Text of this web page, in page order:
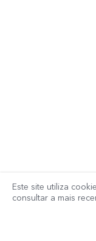
Este site utiliza
consultar a mais